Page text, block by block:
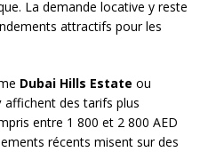
La demande locative y reste
attractifs pour les
Dubai Hills Estate ou
affichent des tarifs plus
entre 1 800 et 2 800 AED
récents misent sur des